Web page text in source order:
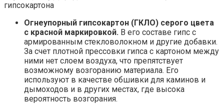
Огнеупорный гипсокартон (ГКЛО) серого цвета
с красной маркировкой. В его составе гипс с
армированным стекловолокном и другие добавки.
За счет плотной прессовки гипса с картоном между
ними нет слоем воздуха, что препятствует
возможному возгоранию материала. Его
используют в качестве обшивки для каминов и
дымоходов и в других местах, где высока
вероятность возгорания.